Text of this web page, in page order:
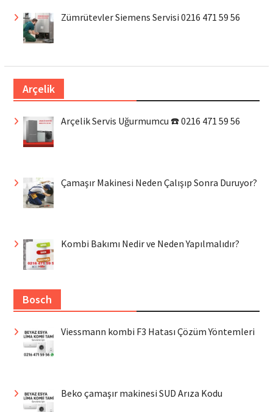
Zümrütevler Siemens Servisi 0216 471 59 56
Arçelik
Arçelik Servis Uğurmumcu ☎️ 0216 471 59 56
Çamaşır Makinesi Neden Çalışıp Sonra Duruyor?
Kombi Bakımı Nedir ve Neden Yapılmalıdır?
Bosch
Viessmann kombi F3 Hatası Çözüm Yöntemleri
Beko çamaşır makinesi SUD Arıza Kodu